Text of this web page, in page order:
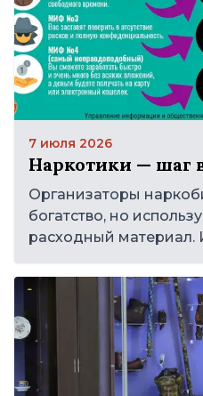
7 июля 2026
Наркотики — шаг
Организаторы
богатство, но
расходный материал.